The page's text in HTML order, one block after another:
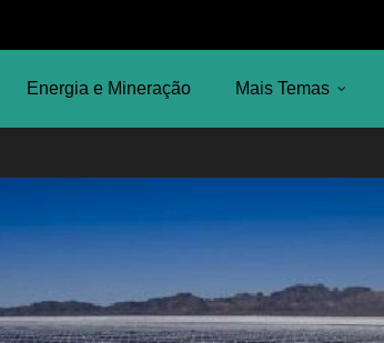
Energia e Mineração Mais Temas